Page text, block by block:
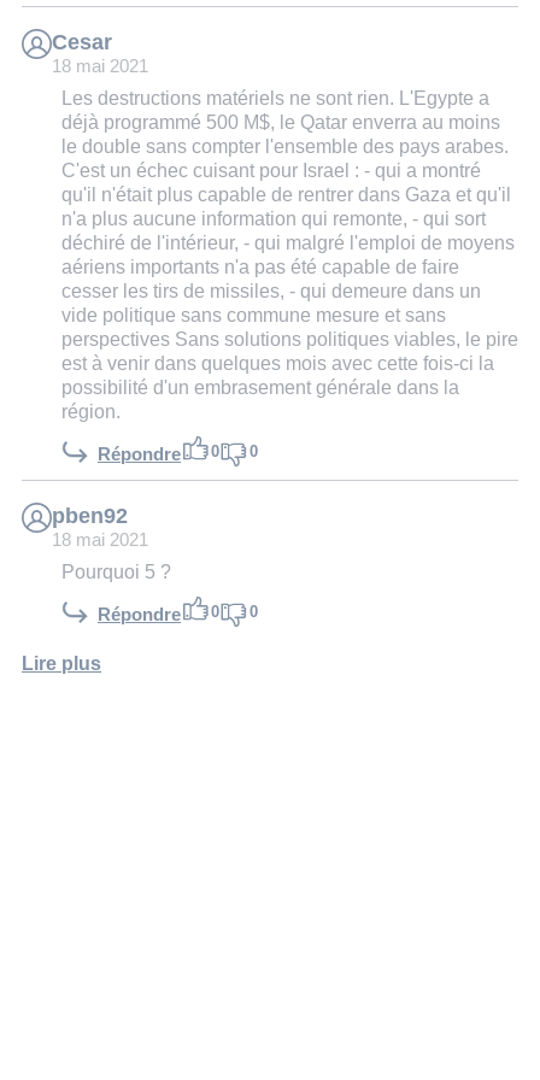
Cesar
18 mai 2021
Les destructions matériels ne sont rien. L'Egypte a
déjà programmé 500 M$, le Qatar enverra au moins
le double sans compter l'ensemble des pays arabes.
C'est un échec cuisant pour Israel : - qui a montré
qu'il n'était plus capable de rentrer dans Gaza et qu'il
n'a plus aucune information qui remonte, - qui sort
déchiré de l'intérieur, - qui malgré l'emploi de moyens
aériens importants n'a pas été capable de faire
cesser les tirs de missiles, - qui demeure dans un
vide politique sans commune mesure et sans
perspectives Sans solutions politiques viables, le pire
est à venir dans quelques mois avec cette fois-ci la
possibilité d'un embrasement générale dans la
région.
Répondre 0 0
pben92
18 mai 2021
Pourquoi 5 ?
Répondre 0 0
Lire plus